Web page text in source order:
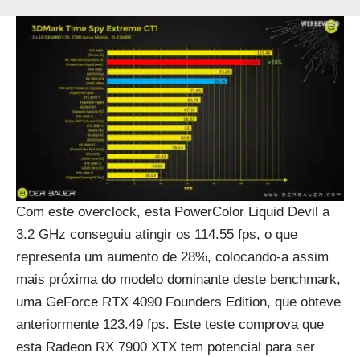
Com este overclock, esta PowerColor Liquid Devil a
3.2 GHz conseguiu atingir os 114.55 fps, o que
representa um aumento de 28%, colocando-a assim
mais próxima do modelo dominante deste benchmark,
uma GeForce RTX 4090 Founders Edition, que obteve
anteriormente 123.49 fps. Este teste comprova que
esta Radeon RX 7900 XTX tem potencial para ser